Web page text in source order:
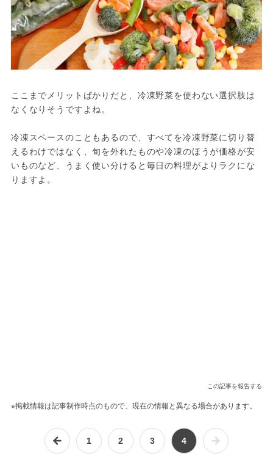
ここまでメリットばかりだと、冷凍野菜を使わない選択肢は
なくなりそうですよね。
冷凍スペースのこともあるので、すべてを冷凍野菜に切り替
えるわけではなく、旬を外れたものや冷凍のほうが価格が安
いものなど、うまく使い分けると毎日の料理がよりラクにな
りますよ。
この記事を報告する
※掲載情報は記事制作時点のもので、現在の情報と異なる場合があります。
1 2 3 4